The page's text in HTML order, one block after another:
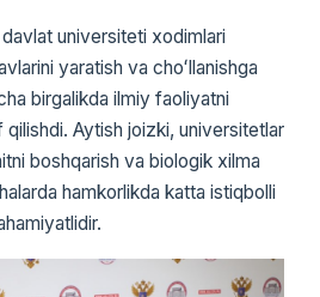
universiteti xodimlari
yaratish va choʻllanishga
birgalikda ilmiy faoliyatni
qilishdi. Aytish joizki, universitetlar
boshqarish va biologik xilma
hamkorlikda katta istiqbolli